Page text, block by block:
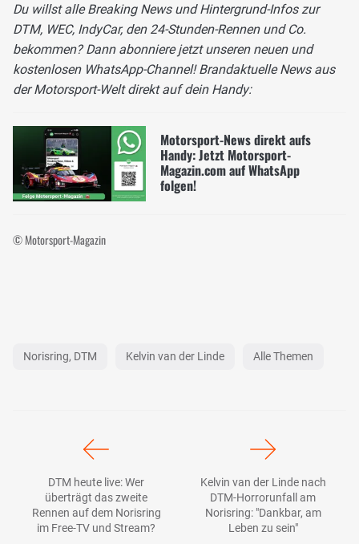
Du willst alle Breaking News und Hintergrund-Infos zur
DTM, WEC, IndyCar, den 24-Stunden-Rennen und Co.
bekommen? Dann abonniere jetzt unseren neuen und
kostenlosen WhatsApp-Channel! Brandaktuelle News aus
der Motorsport-Welt direkt auf dein Handy:
Motorsport-News direkt aufs
Handy: Jetzt Motorsport-
Magazin.com auf WhatsApp
folgen!
© Motorsport-Magazin
Norisring, DTM Kelvin van der Linde Alle Themen
DTM heute live: Wer
überträgt das zweite
Rennen auf dem Norisring
im Free-TV und Stream?
Kelvin van der Linde nach
DTM-Horrorunfall am
Norisring: "Dankbar, am
Leben zu sein"